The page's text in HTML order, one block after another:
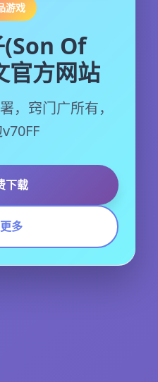
游戏
Of
官方网站
，窍门广所有，
下载
多